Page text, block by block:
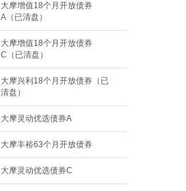
大摩增值18个月开放债券
A（已清盘）
大摩增值18个月开放债券
C（已清盘）
大摩兴利18个月开放债券（已
清盘）
大摩灵动优选债券A
大摩丰裕63个月开放债券
大摩灵动优选债券C